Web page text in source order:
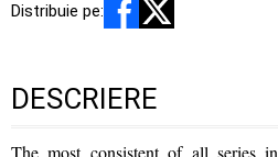
Distribuie pe:
DESCRIERE
The most consistent of all series